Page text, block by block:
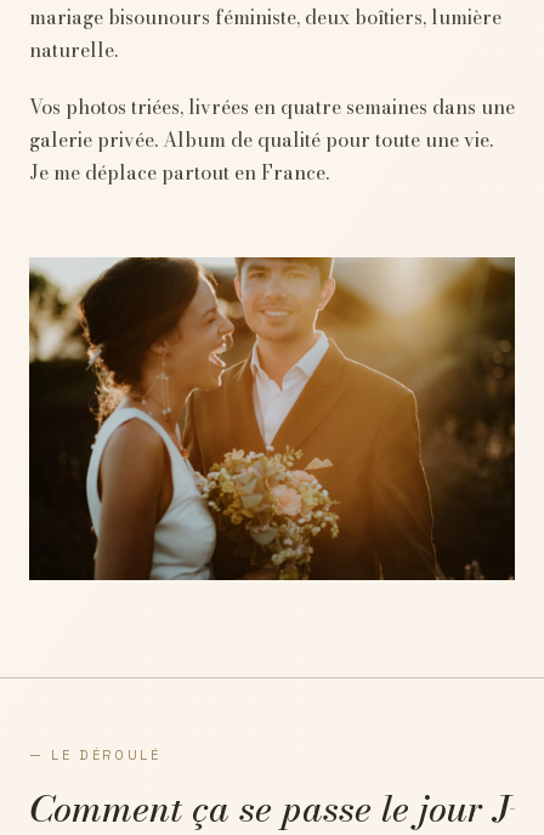
mariage bisounours féministe, deux boîtiers, lumière
naturelle.
Vos photos triées, livrées en quatre semaines dans une
galerie privée. Album de qualité pour toute une vie.
Je me déplace partout en France.
— LE DÉROULÉ
Comment ça se passe le jour J